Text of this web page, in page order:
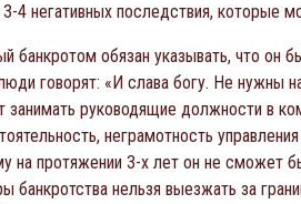
4 негативных последствия, которые
банкротом обязан указывать, что
говорят: «И слава богу. Не нужны
занимать руководящие должности в
неграмотность
на протяжении 3-х лет он не сможет
банкротства нельзя выезжать за